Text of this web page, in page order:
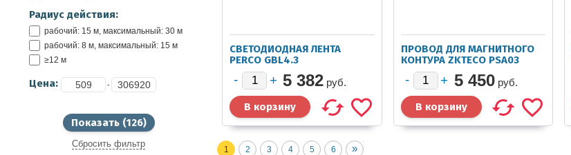
Радиус действия:
рабочий: 15 м, максимальный: 30 м
рабочий: 8 м, максимальный: 15 м
≥12 м
Цена: -
Сбросить фильтр
СВЕТОДИОДНАЯ ЛЕНТА
PERCO GBL4.3
5 382 руб.
ПРОВОД ДЛЯ МАГНИТНОГО
КОНТУРА ZKTECO PSA03
5 450 руб.
1 2 3 4 5 6 »